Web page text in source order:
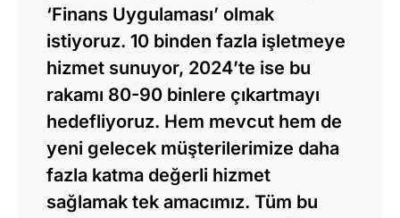
‘Finans Uygulaması’ olmak
istiyoruz. 10 binden fazla işletmeye
hizmet sunuyor, 2024’te ise bu
rakamı 80-90 binlere çıkartmayı
hedefliyoruz. Hem mevcut hem de
yeni gelecek müşterilerimize daha
fazla katma değerli hizmet
sağlamak tek amacımız. Tüm bu